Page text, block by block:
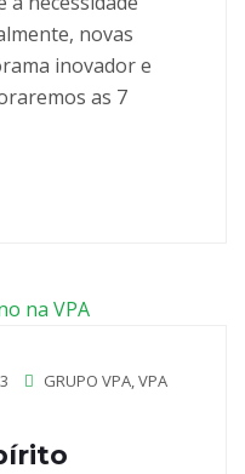
novas
inovador e
as 7
GRUPO VPA,VPA